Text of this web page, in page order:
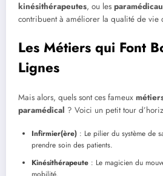
kinésithérapeutes, ou les
contribuent à améliorer la qualité de vie
Les Métiers qui Font
Lignes
Mais alors, quels sont ces fameux
paramédical ? Voici un petit tour
Infirmier(ère) : Le pilier du système de
prendre soin des patients.
Kinésithérapeute : Le magicien du